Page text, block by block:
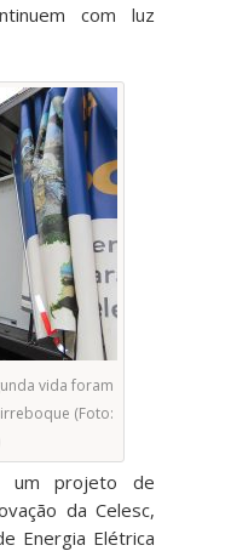
com luz
vida foram
(Foto:
um projeto de
da Celesc,
Energia Elétrica